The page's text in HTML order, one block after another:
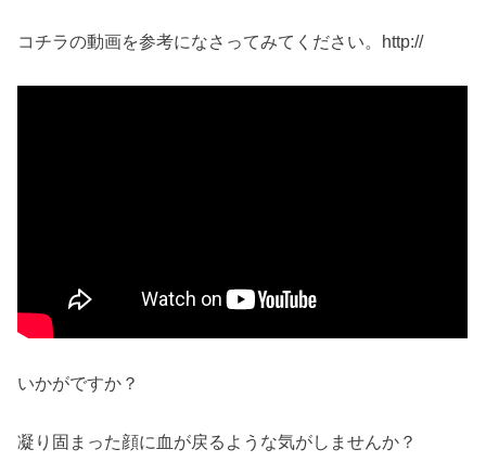
コチラの動画を参考になさってみてください。http://
いかがですか？
凝り固まった顔に血が戻るような気がしませんか？